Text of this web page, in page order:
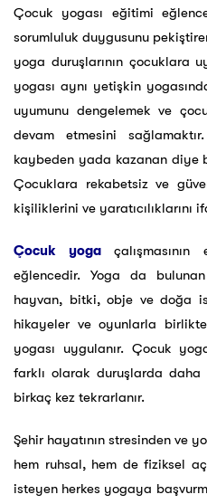
Çocuk yogası eğitimi
sorumluluk duygusunu
yoga duruşlarının çocuklara
yogası aynı yetişkin
uyumunu dengelemek ve
devam etmesini
kaybeden yada kazanan diye
Çocuklara rekabetsiz ve
kişiliklerini ve yaratıcılıklarını
Çocuk yoga
eğlencedir. Yoga da
hayvan, bitki, obje ve doğa
hikayeler ve oyunlarla
yogası uygulanır. Çocuk
farklı olarak duruşlarda daha
birkaç kez tekrarlanır.
Şehir hayatının stresinden ve
hem ruhsal, hem de fiziksel
isteyen herkes yogaya